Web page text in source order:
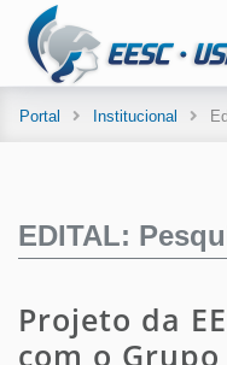
Portal Institucional
EDITAL:
Projeto da
com o